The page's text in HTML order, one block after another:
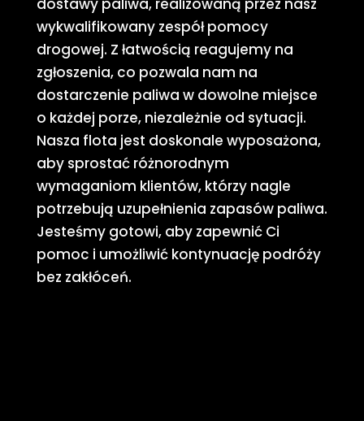
dostawy paliwa, realizowaną przez nasz
wykwalifikowany zespół pomocy
drogowej. Z łatwością reagujemy na
zgłoszenia, co pozwala nam na
dostarczenie paliwa w dowolne miejsce
o każdej porze, niezależnie od sytuacji.
Nasza flota jest doskonale wyposażona,
aby sprostać różnorodnym
wymaganiom klientów, którzy nagle
potrzebują uzupełnienia zapasów paliwa.
Jesteśmy gotowi, aby zapewnić Ci
pomoc i umożliwić kontynuację podróży
bez zakłóceń.